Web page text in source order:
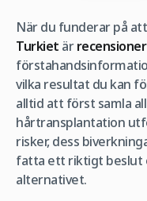
När du funderar på
Turkiet ärrecensioner
vilka resultat du kan
alltid att först samla
hårtransplantation
risker, dess
fatta ett riktigt beslut
alternativet.